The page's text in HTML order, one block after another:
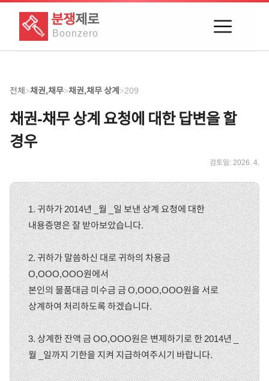
분쟁제로
Boonzero
전체>채권,채무>채권,채무 상계>209
채권-채무 상계 요청에 대한 답변을 할
경우
검토일:2026. 4.
1. 귀하가 2014년 _월 _일 보낸 상계 요청에 대한
내용증명은 잘 받아보았습니다.
2. 귀하가 말씀하신 대로 귀하의 차용금
O,OOO,OOO원에서
본인의 물품대금 미수금 금 O,OOO,OOO원을 서로
상계하여 처리하도록 하겠습니다.
3. 상계한 잔액 금 OO,OOO원은 변제하기로 한 2014년 _
월 _일까지 기한을 지켜 지급하여주시기 바랍니다.